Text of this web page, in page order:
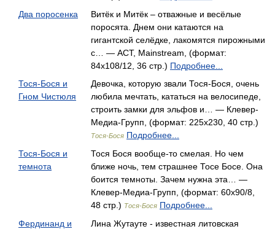
Два поросенка
Витёк и Митёк – отважные и весёлые
поросята. Днем они катаются на
гигантской селёдке, лакомятся пирожными
с… — АСТ, Mainstream, (формат:
84x108/12, 36 стр.) Подробнее...
Тося-Бося и
Гном Чистюля
Девочка, которую звали Тося-Бося, очень
любила мечтать, кататься на велосипеде,
строить замки для эльфов и… — Клевер-
Медиа-Групп, (формат: 225x230, 40 стр.)
Тося-Бося Подробнее...
Тося-Бося и
темнота
Тося Бося вообще-то смелая. Но чем
ближе ночь, тем страшнее Тосе Босе. Она
боится темноты. Зачем нужна эта… —
Клевер-Медиа-Групп, (формат: 60x90/8,
48 стр.) Тося-Бося Подробнее...
Фердинанд и
Лина Жутауте - известная литовская